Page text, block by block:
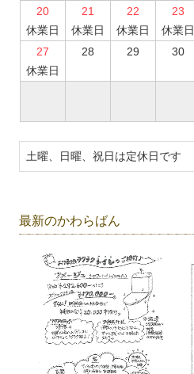
20
休業日
21
休業日
22
休業日
23
休業日
27
休業日
28 29 30
土曜、日曜、祝日は定休日です
最新のかわらばん